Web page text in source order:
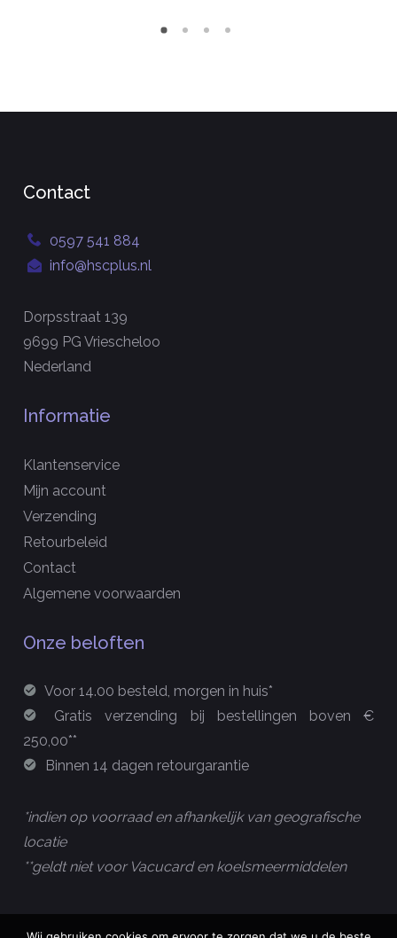
Contact
0597 541 884
info@hscplus.nl
Dorpsstraat 139
9699 PG Vriescheloo
Nederland
Informatie
Klantenservice
Mijn account
Verzending
Retourbeleid
Contact
Algemene voorwaarden
Onze beloften
Voor 14.00 besteld, morgen in huis*
Gratis verzending bij bestellingen boven €
250,00**
Binnen 14 dagen retourgarantie
*indien op voorraad en afhankelijk van geografische
locatie
**geldt niet voor Vacucard en koelsmeermiddelen